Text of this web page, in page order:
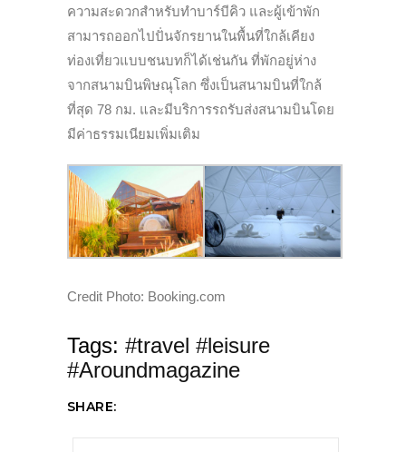
ความสะดวกสำหรับทำบาร์บีคิว และผู้เข้าพัก
สามารถออกไปปั่นจักรยานในพื้นที่ใกล้เคียง
ท่องเที่ยวแบบชนบทก็ได้เช่นกัน ที่พักอยู่ห่าง
จากสนามบินพิษณุโลก ซึ่งเป็นสนามบินที่ใกล้
ที่สุด 78 กม. และมีบริการรถรับส่งสนามบินโดย
มีค่าธรรมเนียมเพิ่มเติม
Credit Photo: Booking.com
Tags: #travel #leisure
#Aroundmagazine
SHARE: